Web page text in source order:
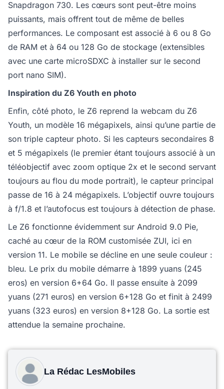
Snapdragon 730. Les cœurs sont peut-être moins
puissants, mais offrent tout de même de belles
performances. Le composant est associé à 6 ou 8 Go
de RAM et à 64 ou 128 Go de stockage (extensibles
avec une carte microSDXC à installer sur le second
port nano SIM).
Inspiration du Z6 Youth en photo
Enfin, côté photo, le Z6 reprend la webcam du Z6
Youth, un modèle 16 mégapixels, ainsi qu’une partie de
son triple capteur photo. Si les capteurs secondaires 8
et 5 mégapixels (le premier étant toujours associé à un
téléobjectif avec zoom optique 2x et le second servant
toujours au flou du mode portrait), le capteur principal
passe de 16 à 24 mégapixels. L’objectif ouvre toujours
à f/1.8 et l’autofocus est toujours à détection de phase.
Le Z6 fonctionne évidemment sur Android 9.0 Pie,
caché au cœur de la ROM customisée ZUI, ici en
version 11. Le mobile se décline en une seule couleur :
bleu. Le prix du mobile démarre à 1899 yuans (245
eros) en version 6+64 Go. Il passe ensuite à 2099
yuans (271 euros) en version 6+128 Go et finit à 2499
yuans (323 euros) en version 8+128 Go. La sortie est
attendue la semaine prochaine.
La Rédac LesMobiles